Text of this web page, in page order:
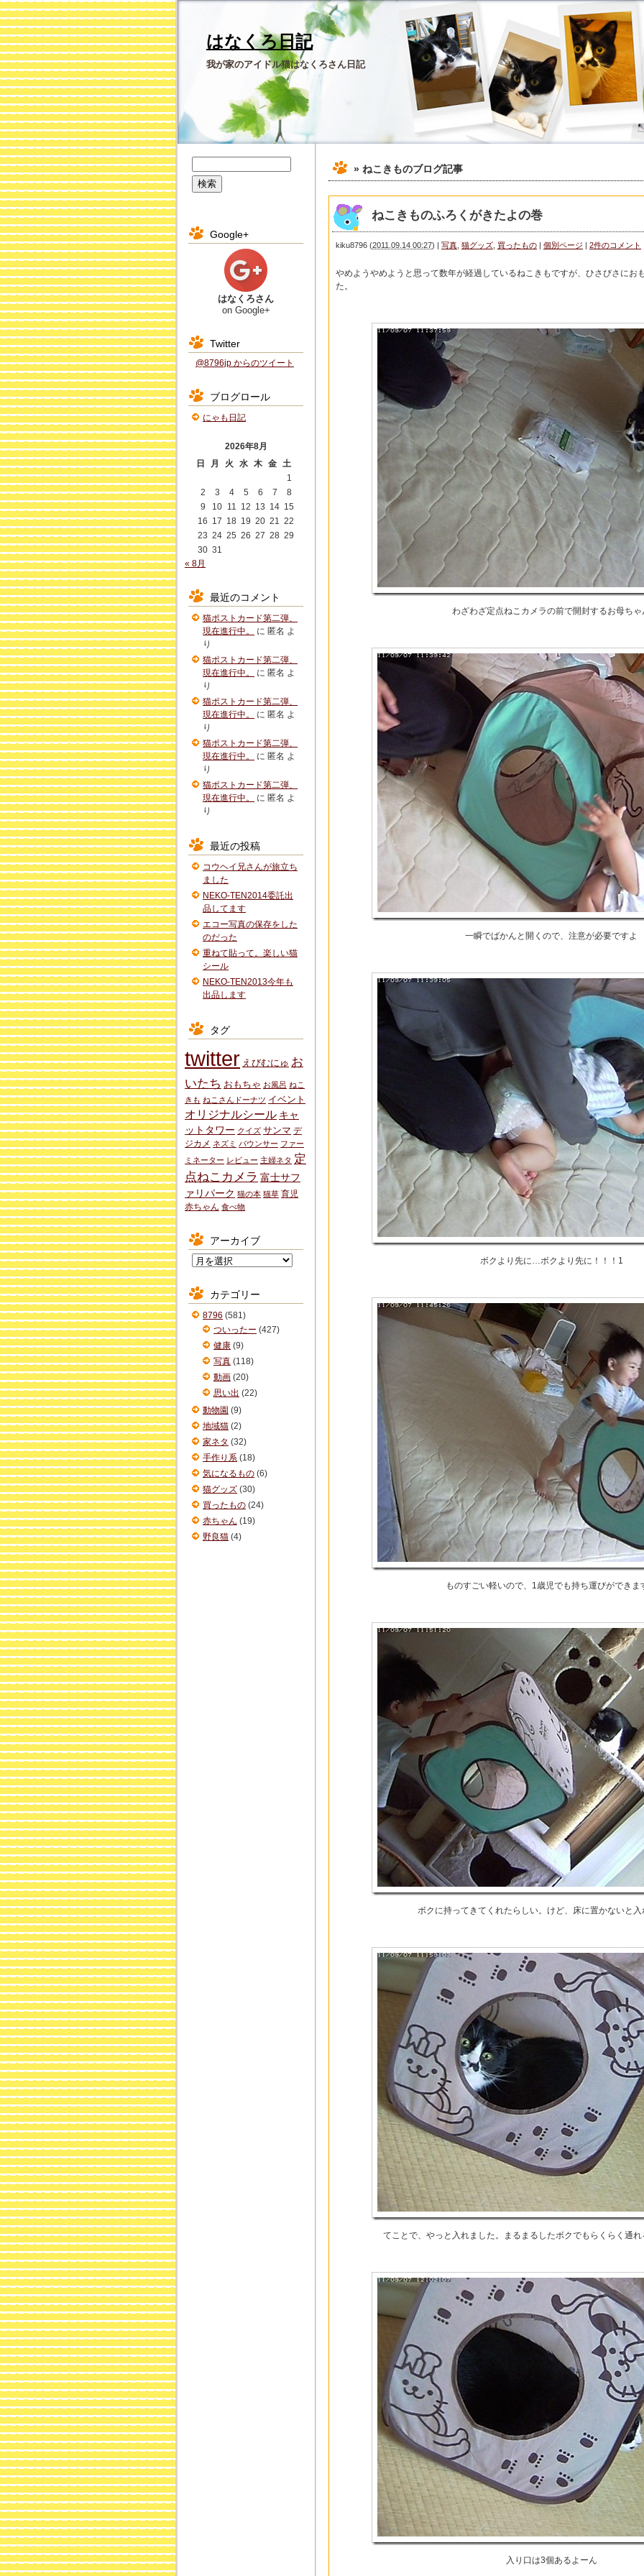
はなくろ日記
我が家のアイドル猫はなくろさん日記
» ねこきものブログ記事
ねこきものふろくがきたよの巻
kiku8796 (2011.09.14 00:27) | 写真 猫グッズ 買ったもの | 個別ページ | 2件のコメント
やめようやめようと思って数年が経過しているねこきもですが、ひさびさにお
た。
わざわざ定点ねこカメラの前で開封するお母ちゃ
一瞬でばかんと開くので、注意が必要ですよ
ボクより先に…ボクより先に！！！1
ものすごい軽いので、1歳児でも持ち運びができま
ボクに持ってきてくれたらしい。けど、床に置かないと
てことで、やっと入れました。まるまるしたボクでもらくらく通
入り口は3個あるよーん
Google+
はなくろさん
on Google+
Twitter
@8796jp からのツイート
ブログロール
にゃも日記
2026年8月
日
月 火 水 木 金 土
1
2
3 4 5 6 7
8
9
10 11 12 13 14 15
16 17 18 19 20 21 22
23 24 25 26 27 28 29
30 31
« 8月
最近のコメント
猫ポストカード第二弾、
現在進行中。
に 匿名 よ
り
猫ポストカード第二弾、
現在進行中。
に 匿名 よ
り
猫ポストカード第二弾、
現在進行中。
に 匿名 よ
り
猫ポストカード第二弾、
現在進行中。
に 匿名 よ
り
猫ポストカード第二弾、
現在進行中。
に 匿名 よ
り
最近の投稿
コウヘイ兄さんが旅立ち
ました
NEKO-TEN2014委託出
品してます
エコー写真の保存をした
のだった
重ねて貼って。楽しい猫
シール
NEKO-TEN2013今年も
出品します
タグ
twitter えびむにゅ お
いたち おもちゃ お風呂 ねこ
きも ねこさんドーナツ イベント
オリジナルシール キャ
ットタワー クイズ サンマ デ
ジカメ ネズミ バウンサー ファー
ミネーター レビュー 主婦ネタ 定
点ねこカメラ 富士サフ
ァリパーク 猫の本 猫草 育児
赤ちゃん 食べ物
アーカイブ
イ
ブ
カテゴリー
8796 (581)
ついったー (427)
健康 (9)
写真 (118)
動画 (20)
思い出 (22)
動物園 (9)
地域猫 (2)
家ネタ (32)
手作り系 (18)
気になるもの (6)
猫グッズ (30)
買ったもの (24)
赤ちゃん (19)
野良猫 (4)